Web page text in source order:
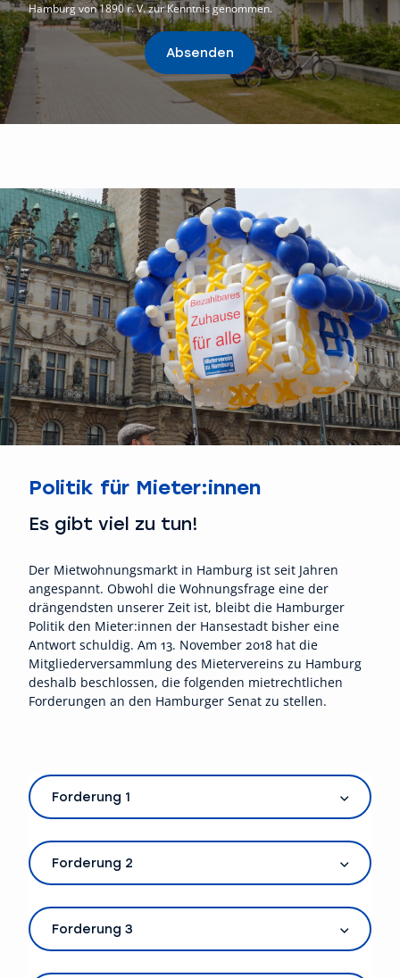
Hamburg von 1890 r. V. zur Kenntnis genommen.
Absenden
Politik für Mieter:innen
Es gibt viel zu tun!
Der Mietwohnungsmarkt in Hamburg ist seit Jahren
angespannt. Obwohl die Wohnungsfrage eine der
drängendsten unserer Zeit ist, bleibt die Hamburger
Politik den Mieter:innen der Hansestadt bisher eine
Antwort schuldig. Am 13. November 2018 hat die
Mitgliederversammlung des Mietervereins zu Hamburg
deshalb beschlossen, die folgenden mietrechtlichen
Forderungen an den Hamburger Senat zu stellen.
Forderung 1
Forderung 2
Forderung 3